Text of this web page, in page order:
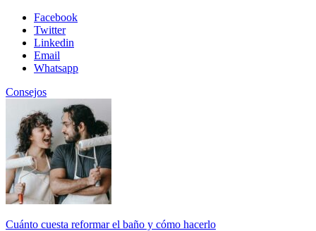
Facebook
Twitter
Linkedin
Email
Whatsapp
Consejos
Cuánto cuesta reformar el baño y cómo hacerlo